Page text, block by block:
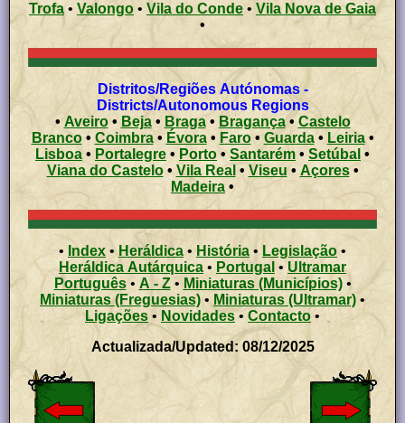
Trofa • Valongo • Vila do Conde • Vila Nova de Gaia
•
Distritos/Regiões Autónomas -
Districts/Autonomous Regions
•Aveiro• Beja• Braga• Bragança•Castelo
Branco• Coimbra•Évora• Faro• Guarda• Leiria•
Lisboa • Portalegre • Porto • Santarém • Setúbal •
Viana do Castelo•Vila Real • Viseu • Açores •
Madeira •
• Index • Heráldica • História • Legislação •
Heráldica Autárquica • Portugal •Ultramar
Português• A - Z• Miniaturas (Municípios)•
Miniaturas (Freguesias) • Miniaturas (Ultramar) •
Ligações • Novidades• Contacto•
Actualizada/Updated: 08/12/2025